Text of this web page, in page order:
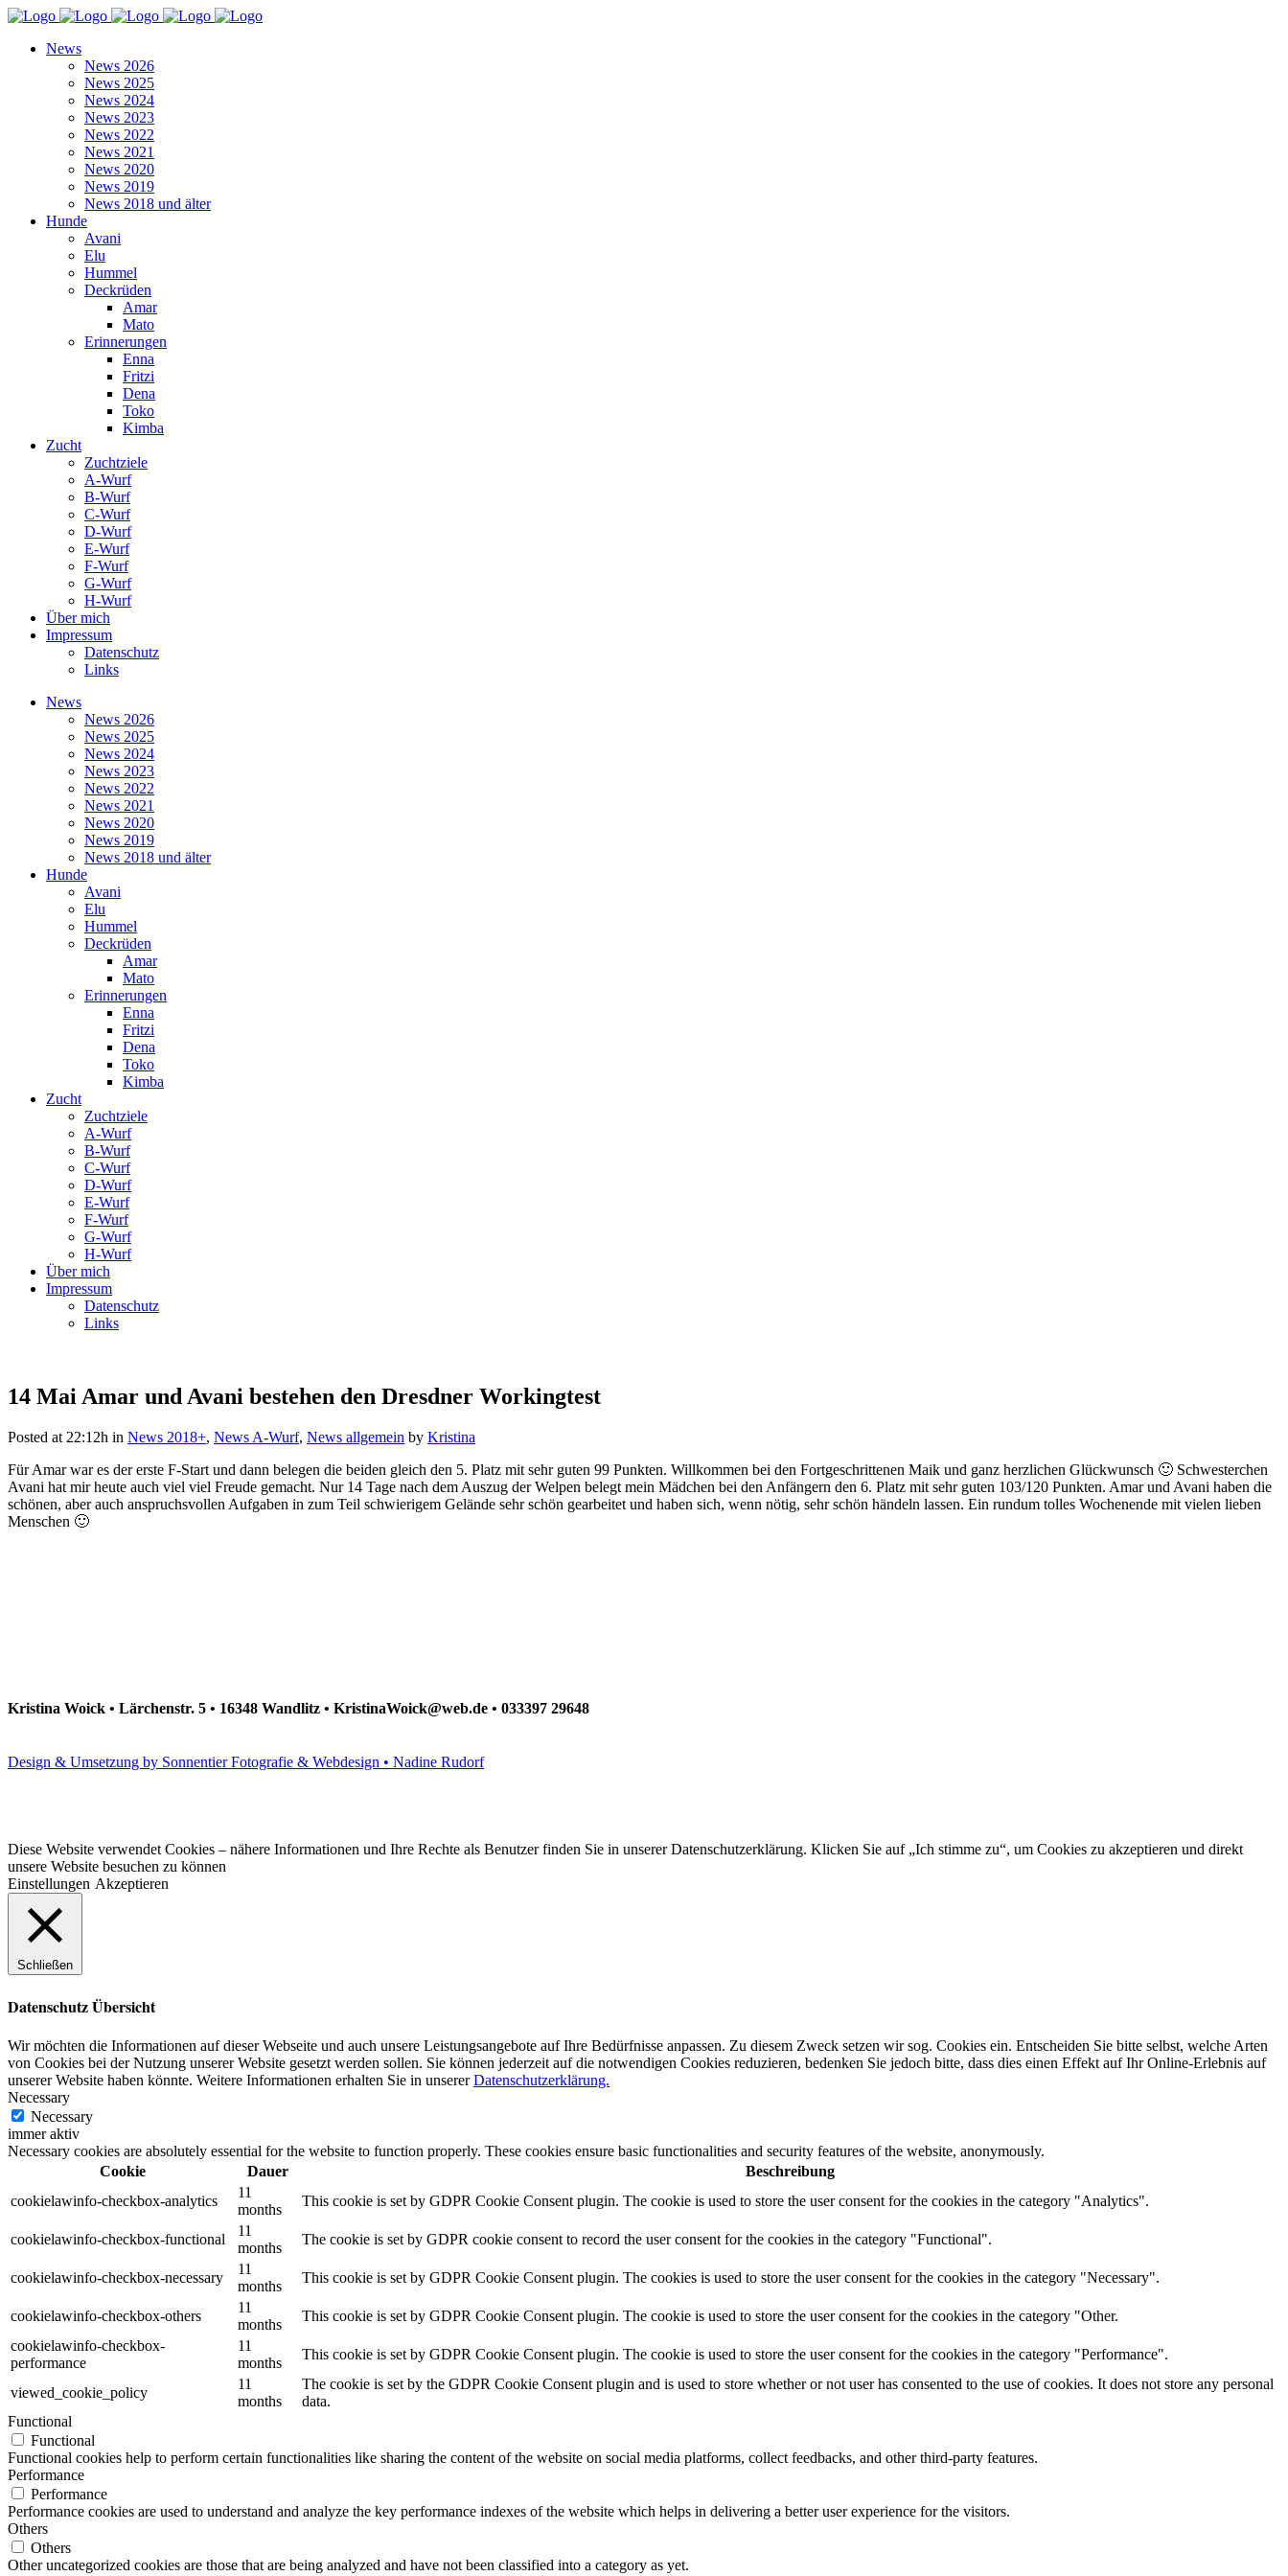
News
News 2026
News 2025
News 2024
News 2023
News 2022
News 2021
News 2020
News 2019
News 2018 und älter
Hunde
Avani
Elu
Hummel
Deckrüden
Amar
Mato
Erinnerungen
Enna
Fritzi
Dena
Toko
Kimba
Zucht
Zuchtziele
A-Wurf
B-Wurf
C-Wurf
D-Wurf
E-Wurf
F-Wurf
G-Wurf
H-Wurf
Über mich
Impressum
Datenschutz
Links
News
News 2026
News 2025
News 2024
News 2023
News 2022
News 2021
News 2020
News 2019
News 2018 und älter
Hunde
Avani
Elu
Hummel
Deckrüden
Amar
Mato
Erinnerungen
Enna
Fritzi
Dena
Toko
Kimba
Zucht
Zuchtziele
A-Wurf
B-Wurf
C-Wurf
D-Wurf
E-Wurf
F-Wurf
G-Wurf
H-Wurf
Über mich
Impressum
Datenschutz
Links
14 Mai Amar und Avani bestehen den Dresdner Workingtest
Posted at 22:12h in News 2018+, News A-Wurf, News allgemein by Kristina
Für Amar war es der erste F-Start und dann belegen die beiden gleich den 5. Platz mit sehr guten 99 Punkten. Willkommen bei den Fortgeschrittenen Maik und ganz herzlichen Glückwunsch 🙂 Schwesterchen
Avani hat mir heute auch viel viel Freude gemacht. Nur 14 Tage nach dem Auszug der Welpen belegt mein Mädchen bei den Anfängern den 6. Platz mit sehr guten 103/120 Punkten. Amar und Avani haben die
schönen, aber auch anspruchsvollen Aufgaben in zum Teil schwierigem Gelände sehr schön gearbeitet und haben sich, wenn nötig, sehr schön händeln lassen. Ein rundum tolles Wochenende mit vielen lieben
Menschen 🙂
Kristina Woick • Lärchenstr. 5 • 16348 Wandlitz • KristinaWoick@web.de • 033397 29648
Design & Umsetzung by Sonnentier Fotografie & Webdesign • Nadine Rudorf
Diese Website verwendet Cookies – nähere Informationen und Ihre Rechte als Benutzer finden Sie in unserer Datenschutzerklärung. Klicken Sie auf „Ich stimme zu“, um Cookies zu akzeptieren und direkt
unsere Website besuchen zu können
Einstellungen Akzeptieren
Schließen
Datenschutz Übersicht
Wir möchten die Informationen auf dieser Webseite und auch unsere Leistungsangebote auf Ihre Bedürfnisse anpassen. Zu diesem Zweck setzen wir sog. Cookies ein. Entscheiden Sie bitte selbst, welche Arten
von Cookies bei der Nutzung unserer Website gesetzt werden sollen. Sie können jederzeit auf die notwendigen Cookies reduzieren, bedenken Sie jedoch bitte, dass dies einen Effekt auf Ihr Online-Erlebnis auf
unserer Website haben könnte. Weitere Informationen erhalten Sie in unsererDatenschutzerklärung.
Necessary
Necessary
immer aktiv
Necessary cookies are absolutely essential for the website to function properly. These cookies ensure basic functionalities and security features of the website, anonymously.
Cookie
Dauer
Beschreibung
cookielawinfo-checkbox-analytics
11
months
This cookie is set by GDPR Cookie Consent plugin. The cookie is used to store the user consent for the cookies in the category "Analytics".
cookielawinfo-checkbox-functional
11
months
The cookie is set by GDPR cookie consent to record the user consent for the cookies in the category "Functional".
cookielawinfo-checkbox-necessary
11
months
This cookie is set by GDPR Cookie Consent plugin. The cookies is used to store the user consent for the cookies in the category "Necessary".
cookielawinfo-checkbox-others
11
months
This cookie is set by GDPR Cookie Consent plugin. The cookie is used to store the user consent for the cookies in the category "Other.
cookielawinfo-checkbox-
performance
11
months
This cookie is set by GDPR Cookie Consent plugin. The cookie is used to store the user consent for the cookies in the category "Performance".
viewed_cookie_policy
11
months
The cookie is set by the GDPR Cookie Consent plugin and is used to store whether or not user has consented to the use of cookies. It does not store any personal
data.
Functional
Functional
Functional cookies help to perform certain functionalities like sharing the content of the website on social media platforms, collect feedbacks, and other third-party features.
Performance
Performance
Performance cookies are used to understand and analyze the key performance indexes of the website which helps in delivering a better user experience for the visitors.
Others
Others
Other uncategorized cookies are those that are being analyzed and have not been classified into a category as yet.